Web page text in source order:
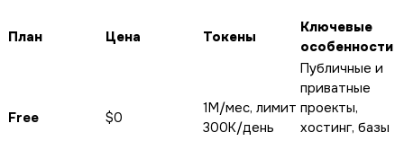
План Цена Токены
Ключевые
особенности
Free $0
1M/мес, лимит
300K/день
Публичные и
приватные
проекты,
хостинг, базы